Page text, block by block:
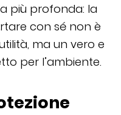
più profonda: la
con sé non è
ma un vero e
per l’ambiente.